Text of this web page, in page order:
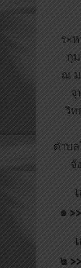
ระ
กุ
ณ
จุ
วิท
ตำบล
จั
๑ >>
๒ >>